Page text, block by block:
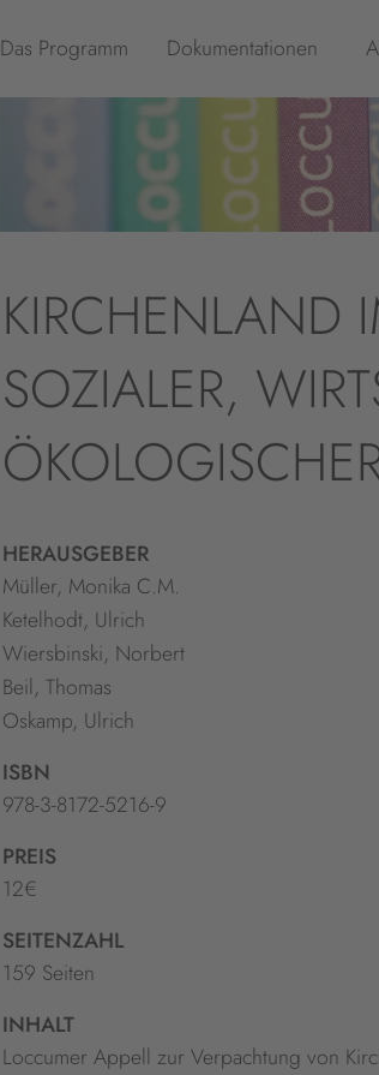
Das Programm Dokumentationen
KIRCHENLAND
SOZIALER,
HERAUSGEBER
Müller, Monika C.M.
Ketelhodt, Ulrich
Wiersbinski, Norbert
Beil, Thomas
Oskamp, Ulrich
ISBN
978-3-8172-5216-9
PREIS
12€
SEITENZAHL
159 Seiten
INHALT
Loccumer Appell zur Verpachtung von